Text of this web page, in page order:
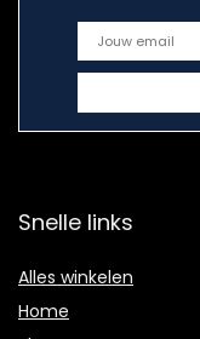
Snelle links
Alles winkelen
Home